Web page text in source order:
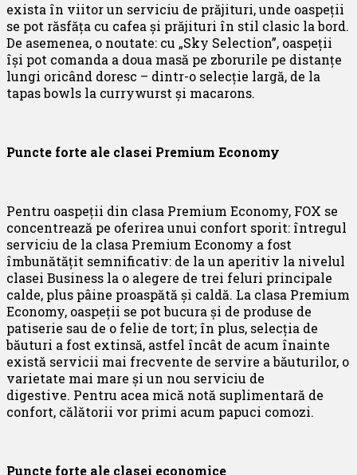
exista în viitor un serviciu de prăjituri, unde oaspeții
se pot răsfăța cu cafea și prăjituri în stil clasic la bord.
De asemenea, o noutate: cu „Sky Selection”, oaspeții
își pot comanda a doua masă pe zborurile pe distanțe
lungi oricând doresc – dintr-o selecție largă, de la
tapas bowls la currywurst și macarons.
Puncte forte ale clasei Premium Economy
Pentru oaspeții din clasa Premium Economy, FOX se
concentrează pe oferirea unui confort sporit: întregul
serviciu de la clasa Premium Economy a fost
îmbunătățit semnificativ: de la un aperitiv la nivelul
clasei Business la o alegere de trei feluri principale
calde, plus pâine proaspătă și caldă. La clasa Premium
Economy, oaspeții se pot bucura și de produse de
patiserie sau de o felie de tort; în plus, selecția de
băuturi a fost extinsă, astfel încât de acum înainte
există servicii mai frecvente de servire a băuturilor, o
varietate mai mare și un nou serviciu de
digestive. Pentru acea mică notă suplimentară de
confort, călătorii vor primi acum papuci comozi.
Puncte forte ale clasei economice